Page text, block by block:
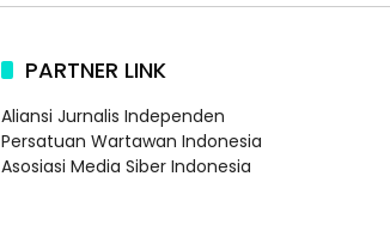
PARTNER LINK
Aliansi Jurnalis Independen
Persatuan Wartawan Indonesia
Asosiasi Media Siber Indonesia